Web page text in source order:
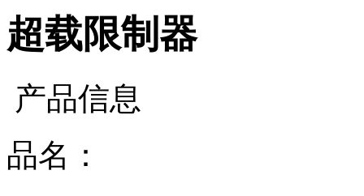
超载限制器
产品信息
品名：